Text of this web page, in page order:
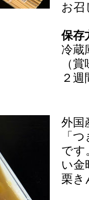
お召
保存
冷蔵
（
２週
外国
「
です
い金
栗き